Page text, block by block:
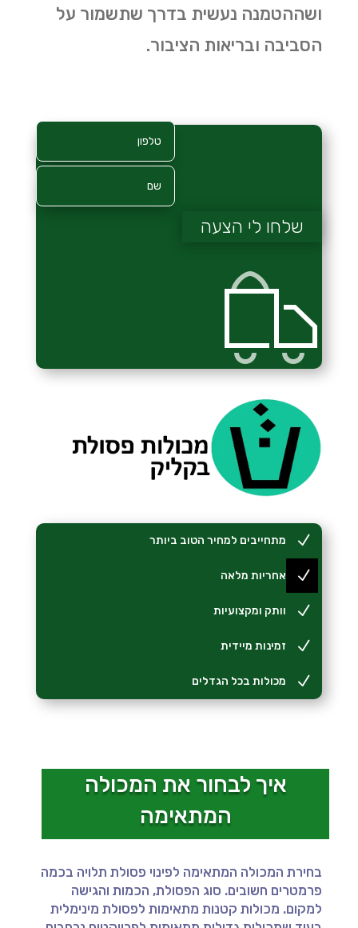
ושההטמנה נעשית בדרך שתשמור על
הסביבה ובריאות הציבור.
שלחו לי הצעה
N מתחייבים למחיר הטוב ביותר
N אחריות מלאה
N וותק ומקצועיות
N זמינות מיידית
N מכולות בכל הגדלים
איך לבחור את המכולה
המתאימה
בחירת המכולה המתאימה לפינוי פסולת תלויה בכמה
פרמטרים חשובים. סוג הפסולת, הכמות והגישה
למקום. מכולות קטנות מתאימות לפסולת מינימלית